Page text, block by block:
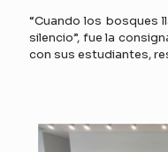
“Cuando los bosques
silencio”, fue la
con sus estudiantes,